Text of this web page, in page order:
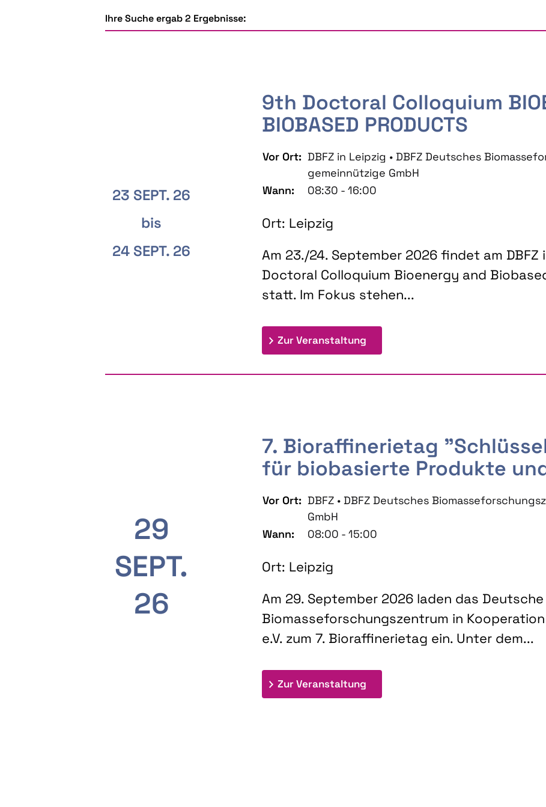
Ihre Suche ergab 2 Ergebnisse:
23 SEPT. 26
bis
24 SEPT. 26
9th Doctoral Colloquium
BIOBASED PRODUCTS
Vor Ort: DBFZ in Leipzig • DBFZ Deutsches
gemeinnützige GmbH
Wann:
08:30 - 16:00
Ort: Leipzig
Am 23./24. September 2026 findet am DBFZ
Doctoral Colloquium Bioenergy and
statt. Im Fokus stehen...
Zur Veranstaltung: 9th Doctoral Colloquium BIOENERGY
29
SEPT.
26
7. Bioraffinerietag
für biobasierte Produkte
Vor Ort: DBFZ • DBFZ Deutsches
GmbH
Wann:
08:00 - 15:00
Ort: Leipzig
Am 29. September 2026 laden das Deutsche
Biomasseforschungszentrum in
e.V. zum 7. Bioraffinerietag ein. Unter dem...
Zur Veranstaltung: 7. Bioraffinerietag